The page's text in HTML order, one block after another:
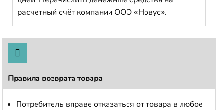
расчетный счёт компании ООО «Новус».
Правила возврата товара
Потребитель вправе отказаться от товара в любое